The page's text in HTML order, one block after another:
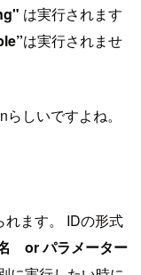
は実行されます
は実行されませ
しいですよね。
ます。 IDの形式
or パラメーター